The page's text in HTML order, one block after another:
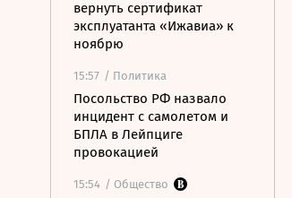
вернуть сертификат
эксплуатанта «Ижавиа» к
ноябрю
15:57 / Политика
Посольство РФ назвало
инцидент с самолетом и
БПЛА в Лейпциге
провокацией
15:54 / Общество